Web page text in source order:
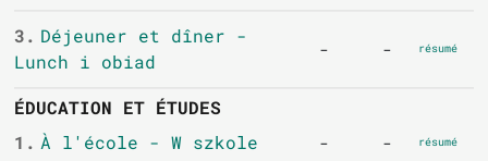
3. Déjeuner et dîner -
Lunch i obiad
- - résumé
ÉDUCATION ET ÉTUDES
1. À l'école - W szkole - - résumé